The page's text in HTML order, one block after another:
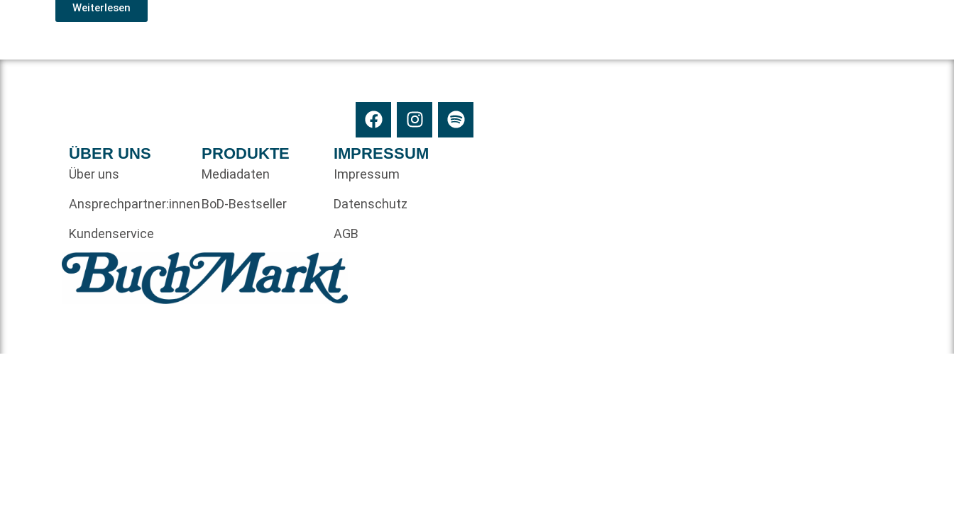
Weiterlesen
ÜBER UNS
Über uns
Ansprechpartner:innen
Kundenservice
PRODUKTE
Mediadaten
BoD-Bestseller
IMPRESSUM
Impressum
Datenschutz
AGB